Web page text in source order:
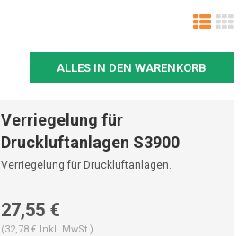
ALLES IN DEN WARENKORB
Verriegelung für
Druckluftanlagen S3900
Verriegelung für Druckluftanlagen.
27,55 €
(32,78 € Inkl. MwSt.)